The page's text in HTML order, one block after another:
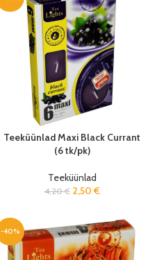
Teeküünlad Maxi Black Currant
(6 tk/pk)
Teeküünlad
4,20€ 2,50 €
-40%